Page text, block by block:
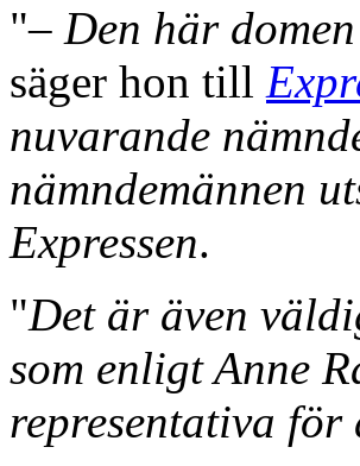
"– Den här
säger hon till
nuvarande
nämndemännen
Expressen.
"Det är även
som enligt Anne
representativa för